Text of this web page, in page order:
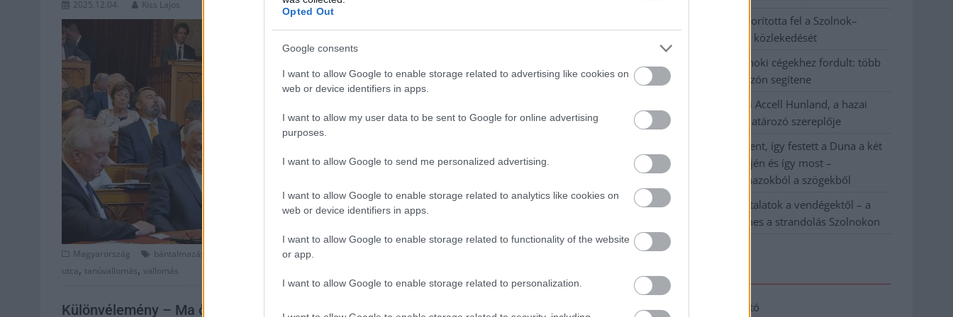
Opted Out
Google consents
I want to allow Google to enable storage related to advertising like cookies on
web or device identifiers in apps.
I want to allow my user data to be sent to Google for online advertising
purposes.
I want to allow Google to send me personalized advertising.
I want to allow Google to enable storage related to analytics like cookies on
web or device identifiers in apps.
I want to allow Google to enable storage related to functionality of the website
or app.
I want to allow Google to enable storage related to personalization.
2025.12.04. Kiss Lajos
Ez rettentően kellemetlen és
egy óra alatt összehozott jelentésben a
szemünkbe mondja, nem merült fel kiskorú
sértett a Szőlő utcai botrány ügyében. Most
történt szörnyűségekről.
TOVÁBB OLVASOM
Magyarország bántalmazás gyermekek
utca, tanúvallomás, vallomás
Különvélemény – Ma ő a pedofil, holnap te leszel az
Váratlan fennakadás borította fel a Szolnok–
Kecskemét vasútvonal közlekedését
A polgármester a szolnoki cégekhez fordult: több
száz elbocsátott dolgozón segítene
Csődbe ment a tószegi Accell Hunland, a hazai
kerékpárgyártás meghatározó szereplője
Egyszer fent, egyszer lent, így festett a Duna a két
évvel ezelőtti árvíz idején és így most –
fotógyűjtemény ugyanazokból a szögekből
Ilyenek eddig a tapasztalatok a vendégektől – a
hőhullám miatt ingyenes a strandolás Szolnokon
Adatkezelési tájékoztató